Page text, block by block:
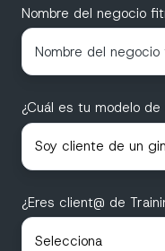
Nombre del negocio
¿Cuál es tu modelo
¿Eres client@ de